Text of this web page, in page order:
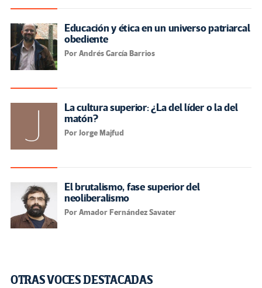
Educación y ética en un universo patriarcal
obediente
Por Andrés García Barrios
La cultura superior: ¿La del líder o la del
matón?
Por Jorge Majfud
El brutalismo, fase superior del
neoliberalismo
Por Amador Fernández Savater
OTRAS VOCES DESTACADAS